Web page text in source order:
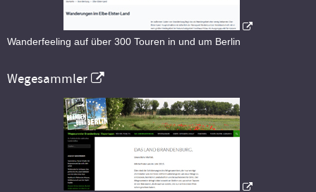
Wanderfeeling auf über 300 Touren in und um Berlin
Wegesammler